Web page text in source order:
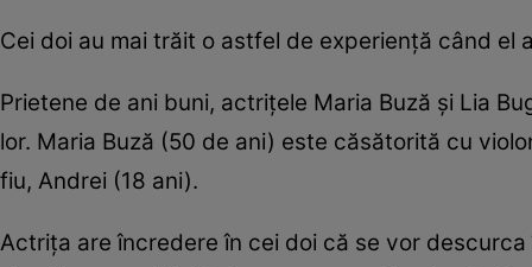
Cei doi au mai trăit o astfel de experienţă când el
Prietene de ani buni, actriţele Maria Buză şi Lia
lor. Maria Buză (50 de ani) este căsătorită cu
fiu, Andrei (18 ani).
Actriţa are încredere în cei doi că se vor